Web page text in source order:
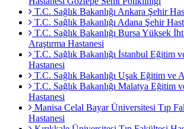
T.C. Sağlık Bakanlığı Ankara Şehir
T.C. Sağlık Bakanlığı Adana Şehir
T.C. Sağlık Bakanlığı Bursa Yüksek
Araştırma Hastanesi
T.C. Sağlık Bakanlığı İstanbul Eğitim
Hastanesi
T.C. Sağlık Bakanlığı Uşak Eğitim ve
T.C. Sağlık Bakanlığı Malatya Eğitim
Hastanesi
Manisa Celal Bayar Üniversitesi Tıp
Hastanesi